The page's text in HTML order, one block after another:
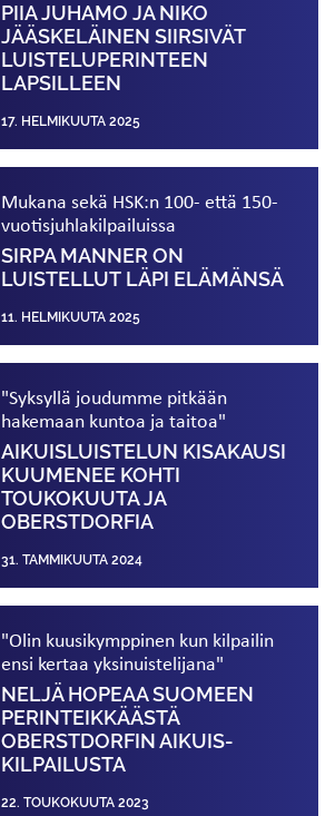
PIIA JUHAMO JA NIKO
JÄÄSKELÄINEN SIIRSIVÄT
LUISTELU­PERINTEEN
LAPSILLEEN
17. HELMIKUUTA 2025
Mukana sekä HSK:n 100- että 150-
vuotisjuhlakilpailuissa
SIRPA MANNER ON
LUISTELLUT LÄPI ELÄMÄNSÄ
11. HELMIKUUTA 2025
"Syksyllä joudumme pitkään
hakemaan kuntoa ja taitoa"
AIKUISLUISTELUN KISAKAUSI
KUUMENEE KOHTI
TOUKOKUUTA JA
OBERSTDORFIA
31. TAMMIKUUTA 2024
"Olin kuusikymppinen kun kilpailin
ensi kertaa yksinuistelijana"
NELJÄ HOPEAA SUOMEEN
PERINTEIKKÄÄSTÄ
OBERSTDORFIN AIKUIS­
KILPAILUSTA
22. TOUKOKUUTA 2023